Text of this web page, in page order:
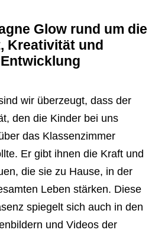
Glow rund um die
Kreativität und
wir überzeugt, dass der
den die Kinder bei uns
das Klassenzimmer
Er gibt ihnen die Kraft und
die sie zu Hause, in der
Leben stärken. Diese
spiegelt sich auch in den
und Videos der